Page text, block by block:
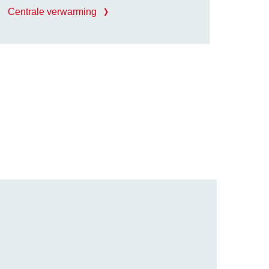
Centrale verwarming